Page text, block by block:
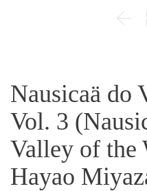

Nausicaä do
Vol. 3
Valley of the
Hayao